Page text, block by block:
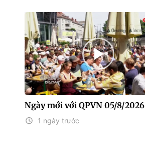
Ngày mới với QPVN 05/8/2026
1 ngày trước